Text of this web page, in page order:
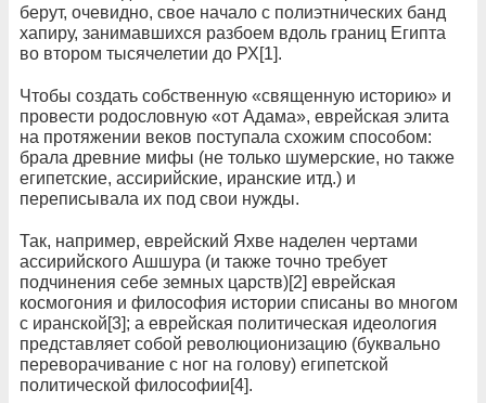
берут, очевидно, свое начало с полиэтнических банд
хапиру, занимавшихся разбоем вдоль границ Египта
во втором тысячелетии до РХ[1].
Чтобы создать собственную «священную историю» и
провести родословную «от Адама», еврейская элита
на протяжении веков поступала схожим способом:
брала древние мифы (не только шумерские, но также
египетские, ассирийские, иранские итд.) и
переписывала их под свои нужды.
Так, например, еврейский Яхве наделен чертами
ассирийского Ашшура (и также точно требует
подчинения себе земных царств)[2] еврейская
космогония и философия истории списаны во многом
с иранской[3]; а еврейская политическая идеология
представляет собой революционизацию (буквально
переворачивание с ног на голову) египетской
политической философии[4].